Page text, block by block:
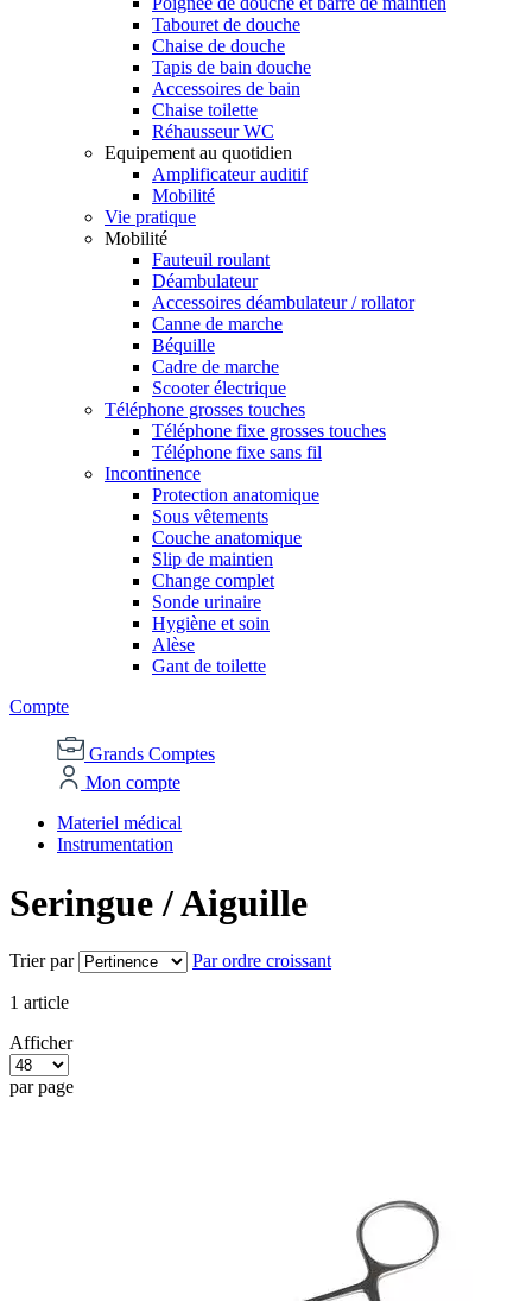
Tabouret de douche
Chaise de douche
Tapis de bain douche
Accessoires de bain
Chaise toilette
Réhausseur WC
Equipement au quotidien
Amplificateur auditif
Mobilité
Vie pratique
Mobilité
Fauteuil roulant
Déambulateur
Accessoires déambulateur / rollator
Canne de marche
Béquille
Cadre de marche
Scooter électrique
Téléphone grosses touches
Téléphone fixe grosses touches
Téléphone fixe sans fil
Incontinence
Protection anatomique
Sous vêtements
Couche anatomique
Slip de maintien
Change complet
Sonde urinaire
Hygiène et soin
Alèse
Gant de toilette
Compte
Grands Comptes
Mon compte
Materiel médical
Instrumentation
Seringue / Aiguille
Trier par Par ordre croissant
1 article
Afficher
par page